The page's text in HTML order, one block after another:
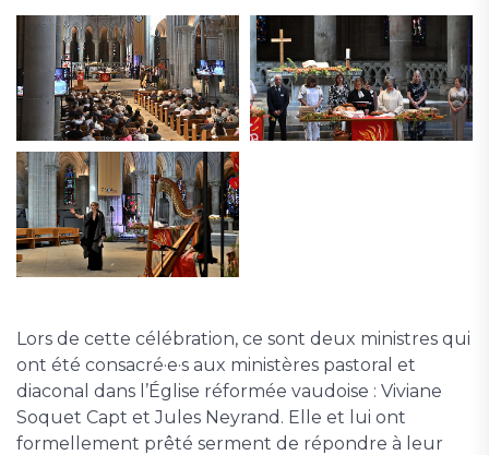
Lors de cette célébration, ce sont deux ministres qui
ont été consacré·e·s aux ministères pastoral et
diaconal dans l’Église réformée vaudoise : Viviane
Soquet Capt et Jules Neyrand. Elle et lui ont
formellement prêté serment de répondre à leur